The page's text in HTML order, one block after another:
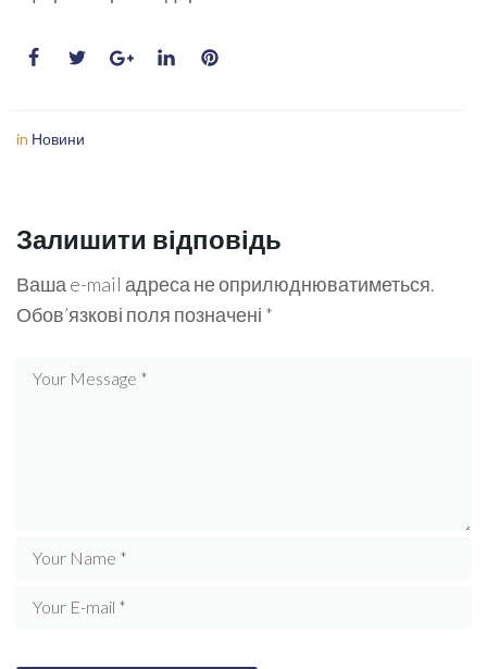
in Новини
Залишити відповідь
Ваша e-mail адреса не оприлюднюватиметься.
Обов’язкові поля позначені *